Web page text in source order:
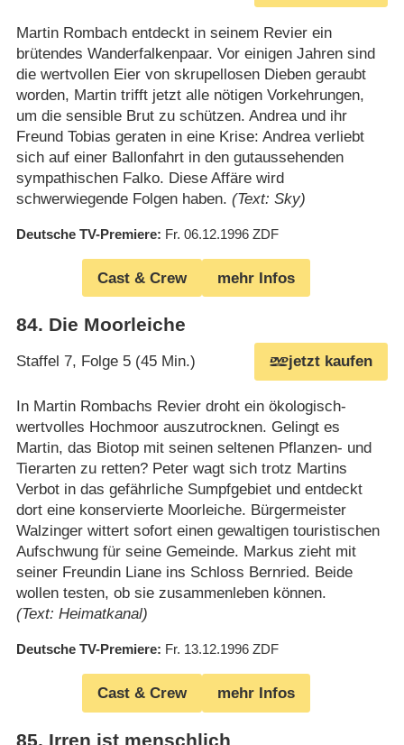
Martin Rombach entdeckt in seinem Revier ein
brütendes Wanderfalkenpaar. Vor einigen Jahren sind
die wertvollen Eier von skrupellosen Dieben geraubt
worden, Martin trifft jetzt alle nötigen Vorkehrungen,
um die sensible Brut zu schützen. Andrea und ihr
Freund Tobias geraten in eine Krise: Andrea verliebt
sich auf einer Ballonfahrt in den gutaussehenden
sympathischen Falko. Diese Affäre wird
schwerwiegende Folgen haben. (Text: Sky)
Deutsche TV-Premiere Fr. 06.12.1996 ZDF
Cast & Crew mehr Infos
84. Die Moorleiche
Staffel 7, Folge 5 (45 Min.) jetzt kaufen
In Martin Rombachs Revier droht ein ökologisch-
wertvolles Hochmoor auszutrocknen. Gelingt es
Martin, das Biotop mit seinen seltenen Pflanzen- und
Tierarten zu retten? Peter wagt sich trotz Martins
Verbot in das gefährliche Sumpfgebiet und entdeckt
dort eine konservierte Moorleiche. Bürgermeister
Walzinger wittert sofort einen gewaltigen touristischen
Aufschwung für seine Gemeinde. Markus zieht mit
seiner Freundin Liane ins Schloss Bernried. Beide
wollen testen, ob sie zusammenleben können.
(Text: Heimatkanal)
Deutsche TV-Premiere Fr. 13.12.1996 ZDF
Cast & Crew mehr Infos
85. Irren ist menschlich